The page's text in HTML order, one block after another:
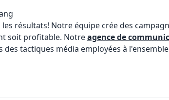
résultats! Notre équipe crée des
soit profitable. Notreagence de
des tactiques média employées à